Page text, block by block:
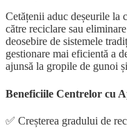
Cetățenii aduc deșeurile la
către reciclare sau
deosebire de sistemele
gestionare mai eficientă a
ajunsă la gropile de gunoi
Beneficiile Centrelor cu
✅ Creșterea gradului de